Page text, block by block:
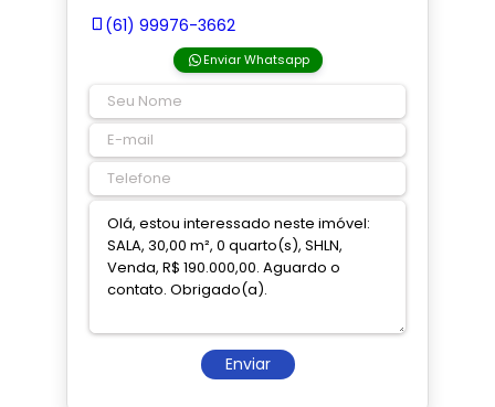
(61) 99976-3662
Enviar Whatsapp
Enviar